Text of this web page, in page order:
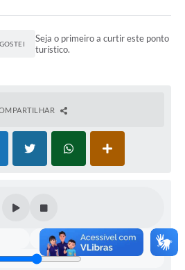
Seja o primeiro a curtir este ponto
turístico.